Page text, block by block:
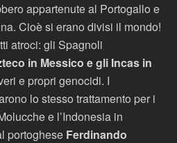
appartenute al Portogallo e
Cioè si erano divisi il mondo!
atroci: gli Spagnoli
in Messico e gli Incas in
e propri genocidi. I
lo stesso trattamento per i
e l’Indonesia in
portoghese Ferdinando